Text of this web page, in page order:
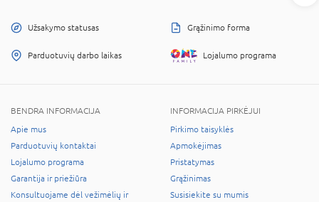
Užsakymo statusas Grąžinimo forma
Parduotuvių darbo laikas Lojalumo programa
BENDRA INFORMACIJA
Apie mus
Parduotuvių kontaktai
Lojalumo programa
Garantija ir priežiūra
Konsultuojame dėl vežimėlių ir
INFORMACIJA PIRKĖJUI
Pirkimo taisyklės
Apmokėjimas
Pristatymas
Grąžinimas
Susisiekite su mumis